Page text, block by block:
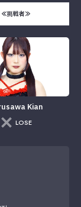
≪挑戦者≫
Kian
LOSE